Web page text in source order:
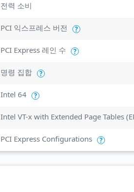
전력 소비
PCI 익스프레스 버전 ?
PCI Express 레인 수 ?
명령 집합 ?
Intel 64 ?
Intel VT-x with Extended Page Tables
PCI Express Configurations ?